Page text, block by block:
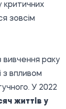
критичних
зовсім
раку
з впливом
У 2022
життів у